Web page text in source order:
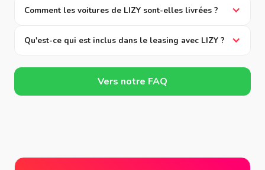
Comment les voitures de LIZY sont-elles livrées ?
Qu'est-ce qui est inclus dans le leasing avec LIZY ?
Vers notre FAQ